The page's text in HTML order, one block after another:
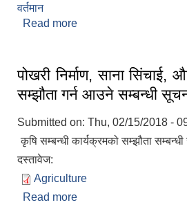
वर्तमान
Read more
पोखरी निर्माण, साना सिंचाई,
सम्झौता गर्न आउने सम्बन्धी
Submitted on: Thu, 02/15/2018 -
कृषि सम्बन्धी कार्यक्रमको सम्झौता
दस्तावेज:
Agriculture
Read more